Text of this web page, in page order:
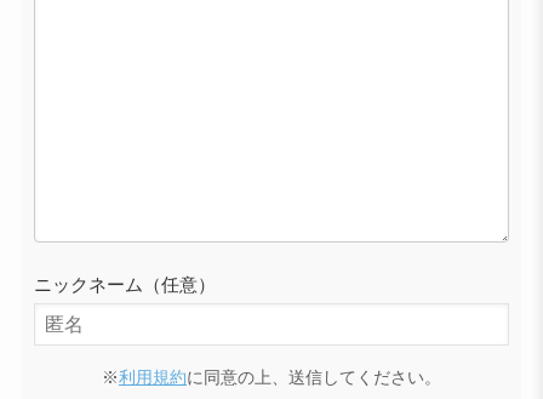
ニックネーム（任意）
※利用規約に同意の上、送信してください。